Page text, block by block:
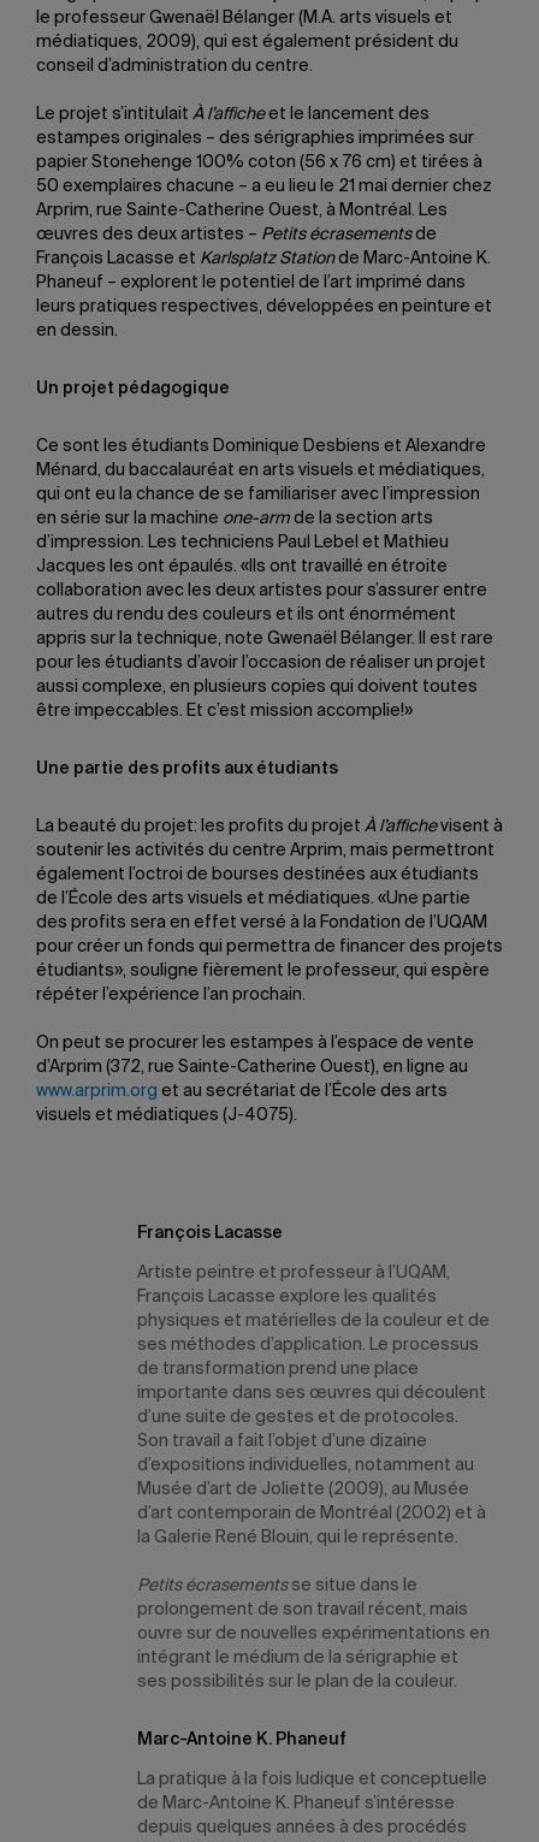
le professeur Gwenaël Bélanger (M.A. arts visuels et
médiatiques, 2009), qui est également président du
conseil d’administration du centre.
Le projet s’intitulait À l’afficheet le lancement des
estampes originales – des sérigraphies imprimées sur
papier Stonehenge 100% coton (56 x 76 cm) et tirées à
50 exemplaires chacune – a eu lieu le 21 mai dernier chez
Arprim, rue Sainte-Catherine Ouest, à Montréal. Les
œuvres des deux artistes – Petits écrasementsde
François Lacasse et Karlsplatz Stationde Marc-Antoine K.
Phaneuf – explorent le potentiel de l’art imprimé dans
leurs pratiques respectives, développées en peinture et
en dessin.
Un projet pédagogique
Ce sont les étudiants Dominique Desbiens et Alexandre
Ménard, du baccalauréat en arts visuels et médiatiques,
qui ont eu la chance de se familiariser avec l’impression
en série sur la machine one-arm de la section arts
d’impression. Les techniciens Paul Lebel et Mathieu
Jacques les ont épaulés. «Ils ont travaillé en étroite
collaboration avec les deux artistes pour s’assurer entre
autres du rendu des couleurs et ils ont énormément
appris sur la technique, note Gwenaël Bélanger. Il est rare
pour les étudiants d’avoir l’occasion de réaliser un projet
aussi complexe, en plusieurs copies qui doivent toutes
être impeccables. Et c’est mission accomplie!»
Une partie des profits aux étudiants
La beauté du projet: les profits du projet À l’affichevisent à
soutenir les activités du centre Arprim, mais permettront
également l’octroi de bourses destinées aux étudiants
de l’École des arts visuels et médiatiques. «Une partie
des profits sera en effet versé à la Fondation de l’UQAM
pour créer un fonds qui permettra de financer des projets
étudiants», souligne fièrement le professeur, qui espère
répéter l’expérience l’an prochain.
On peut se procurer les estampes à l’espace de vente
d’Arprim (372, rue Sainte-Catherine Ouest), en ligne au
www.arprim.org et au secrétariat de l’École des arts
visuels et médiatiques (J-4075).
François Lacasse
Artiste peintre et professeur à l’UQAM,
François Lacasse explore les qualités
physiques et matérielles de la couleur et de
ses méthodes d’application. Le processus
de transformation prend une place
importante dans ses œuvres qui découlent
d’une suite de gestes et de protocoles.
Son travail a fait l’objet d’une dizaine
d’expositions individuelles, notamment au
Musée d’art de Joliette (2009), au Musée
d’art contemporain de Montréal (2002) et à
la Galerie René Blouin, qui le représente.
Petits écrasementsse situe dans le
prolongement de son travail récent, mais
ouvre sur de nouvelles expérimentations en
intégrant le médium de la sérigraphie et
ses possibilités sur le plan de la couleur.
Marc-Antoine K. Phaneuf
La pratique à la fois ludique et conceptuelle
de Marc-Antoine K. Phaneuf s’intéresse
depuis quelques années à des procédés